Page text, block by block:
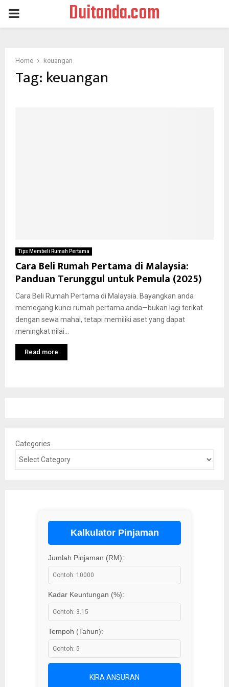
PRIMARY
Duitanda.com
Home keuangan
Tag: keuangan
Tips Membeli Rumah Pertama
Cara Beli Rumah Pertama di Malaysia:
Panduan Terunggul untuk Pemula (2025)
Cara Beli Rumah Pertama di Malaysia. Bayangkan anda
memegang kunci rumah pertama anda—bukan lagi terikat
dengan sewa mahal, tetapi memiliki aset yang dapat
meningkat nilai...
Read more
Categories
Kalkulator Pinjaman
Jumlah Pinjaman (RM):
Kadar Keuntungan (%):
Tempoh (Tahun):
KIRA ANSURAN